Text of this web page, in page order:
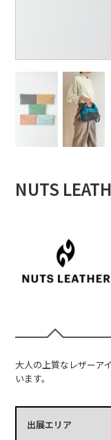
NUTS
大人の上質なレザーア
います。
出展エリア